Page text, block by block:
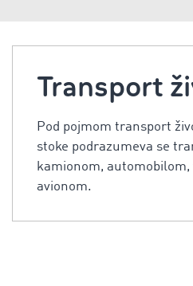
Transport
Pod pojmom transport
stoke podrazumeva se
kamionom, automobilom,
avionom.